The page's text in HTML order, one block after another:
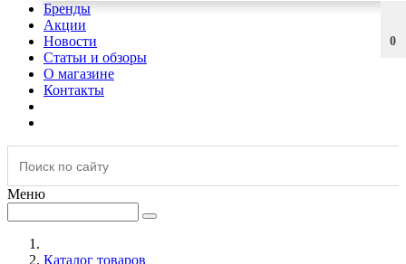
0
Бренды
Акции
Новости
Статьи и обзоры
О магазине
Контакты
Меню
Каталог товаров